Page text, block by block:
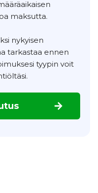
maksutta.
nykyisen
tarkastaa ennen
tyypin voit